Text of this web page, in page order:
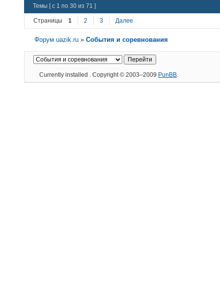
Темы [ с 1 по 30 из 71 ]
Страницы 1 2 3 Далее
Форум uazik.ru » События и соревнования
Currently installed . Copyright © 2003–2009 PunBB